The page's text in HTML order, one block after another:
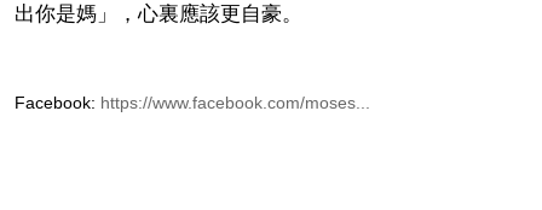
出你是媽」，心裏應該更自豪。
Facebook: https://www.facebook.com/moses...